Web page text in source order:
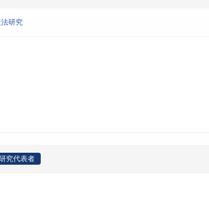
法研究
究代表者